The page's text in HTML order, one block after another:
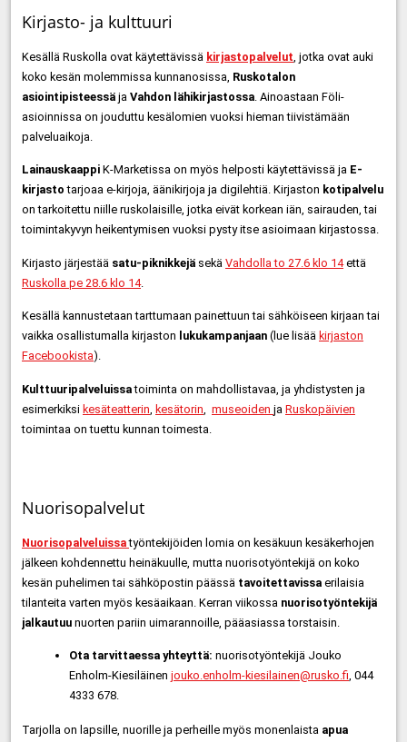
Kirjasto- ja kulttuuri
Kesällä Ruskolla ovat käytettävissä kirjastopalvelut, jotka ovat auki
koko kesän molemmissa kunnanosissa, Ruskotalon
asiointipisteessä ja Vahdon lähikirjastossa. Ainoastaan Föli-
asioinnissa on jouduttu kesälomien vuoksi hieman tiivistämään
palveluaikoja.
Lainauskaappi K-Marketissa on myös helposti käytettävissä ja E-
kirjasto tarjoaa e-kirjoja, äänikirjoja ja digilehtiä. Kirjaston kotipalvelu
on tarkoitettu niille ruskolaisille, jotka eivät korkean iän, sairauden, tai
toimintakyvyn heikentymisen vuoksi pysty itse asioimaan kirjastossa.
Kirjasto järjestää satu-piknikkejä sekä Vahdolla to 27.6 klo 14että
Ruskolla pe 28.6 klo 14.
Kesällä kannustetaan tarttumaan painettuun tai sähköiseen kirjaan tai
vaikka osallistumalla kirjaston lukukampanjaan (lue lisää kirjaston
Facebookista).
Kulttuuripalveluissatoiminta on mahdollistavaa, ja yhdistysten ja
esimerkiksi kesäteatterin kesätorin museoiden ja Ruskopäivien
toimintaa on tuettu kunnan toimesta.
Nuorisopalvelut
Nuorisopalveluissa työntekijöiden lomia on kesäkuun kesäkerhojen
jälkeen kohdennettu heinäkuulle, mutta nuorisotyöntekijä on koko
kesän puhelimen tai sähköpostin päässä tavoitettavissa erilaisia
tilanteita varten myös kesäaikaan. Kerran viikossa nuorisotyöntekijä
jalkautuu nuorten pariin uimarannoille, pääasiassa torstaisin.
Ota tarvittaessa yhteyttä: nuorisotyöntekijä Jouko
Enholm-Kiesiläinen jouko.enholm-kiesilainen@rusko.fi, 044
4333 678.
Tarjolla on lapsille, nuorille ja perheille myös monenlaista apua